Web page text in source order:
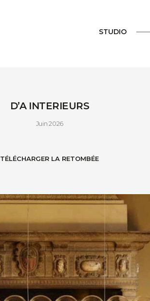
STUDIO
D’A INTERIEURS
Juin 2026
TÉLÉCHARGER LA RETOMBÉE